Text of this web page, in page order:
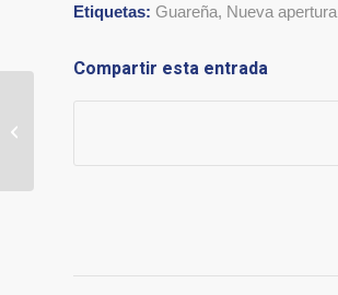
Etiquetas: Guareña, Nueva apertura
Compartir esta entrada